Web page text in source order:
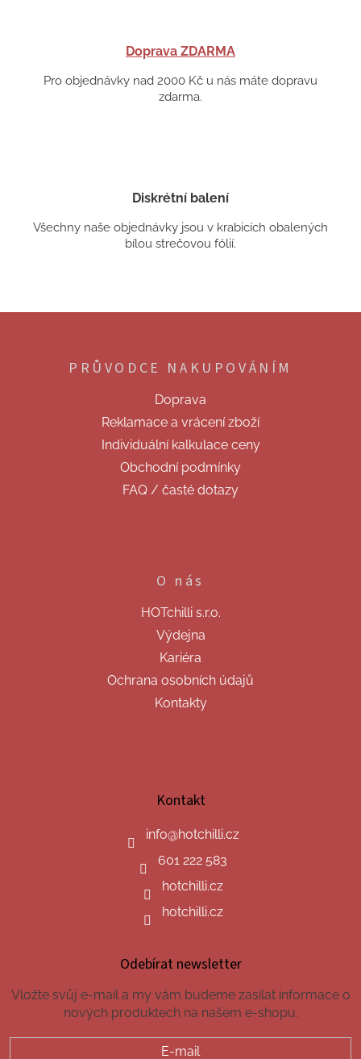
Doprava ZDARMA
Pro objednávky nad 2000 Kč u nás máte dopravu
zdarma.
Diskrétní balení
Všechny naše objednávky jsou v krabicích obalených
bílou strečovou fólií.
PRŮVODCE NAKUPOVÁNÍM
Doprava
Reklamace a vrácení zboží
Individuální kalkulace ceny
Obchodní podmínky
FAQ / časté dotazy
O nás
HOTchilli s.r.o.
Výdejna
Kariéra
Ochrana osobních údajů
Kontakty
Kontakt
info@hotchilli.cz
601 222 583
hotchilli.cz
hotchilli.cz
Odebírat newsletter
Vložte svůj e-mail a my vám budeme zasílat informace o
nových produktech na našem e-shopu.
E-mail